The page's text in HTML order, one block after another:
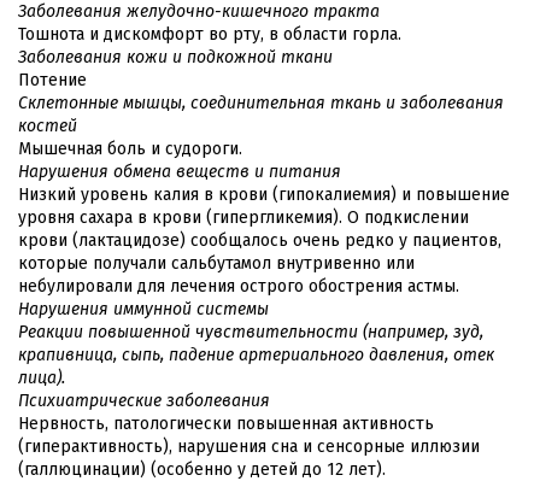
Заболевания желудочно-кишечного тракта
Тошнота и дискомфорт во рту, в области горла.
Заболевания кожи и подкожной ткани
Потение
Склетонные мышцы, соединительная ткань и заболевания
костей
Мышечная боль и судороги.
Нарушения обмена веществ и питания
Низкий уровень калия в крови (гипокалиемия) и повышение
уровня сахара в крови (гипергликемия). О подкислении
крови (лактацидозе) сообщалось очень редко у пациентов,
которые получали сальбутамол внутривенно или
небулировали для лечения острого обострения астмы.
Нарушения иммунной системы
Реакции повышенной чувствительности (например, зуд,
крапивница, сыпь, падение артериального давления, отек
лица).
Психиатрические заболевания
Нервность, патологически повышенная активность
(гиперактивность), нарушения сна и сенсорные иллюзии
(галлюцинации) (особенно у детей до 12 лет).